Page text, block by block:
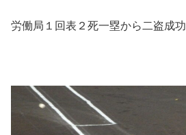
労働局１回表２死一塁から二盗成功